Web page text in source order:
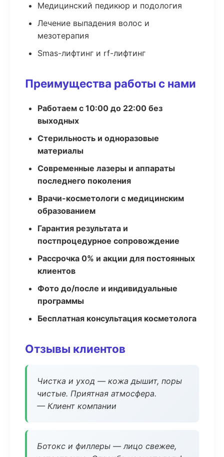
Медицинский педикюр и подология
Лечение выпадения волос и
мезотерапия
Smas-лифтинг и rf-лифтинг
Преимущества работы с нами
Работаем с 10:00 до 22:00 без
выходных
Стерильность и одноразовые
материалы
Современные лазеры и аппараты
последнего поколения
Врачи-косметологи с медицинским
образованием
Гарантия результата и
постпроцедурное сопровождение
Рассрочка 0% и акции для постоянных
клиентов
Фото до/после и индивидуальные
программы
Бесплатная консультация косметолога
Отзывы клиентов
Чистка и уход — кожа дышит, поры
чистые. Приятная атмосфера.
— Клиент компании
Ботокс и филлеры — лицо свежее,